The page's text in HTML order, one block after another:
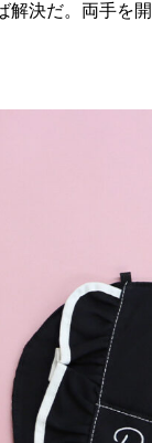
解決だ。両手を